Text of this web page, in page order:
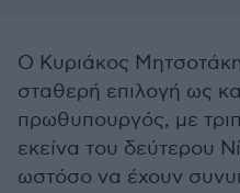
Ο Κυριάκος
σταθερή επιλογή ως
πρωθυπουργός, με
εκείνα του δεύτερου
ωστόσο να έχουν